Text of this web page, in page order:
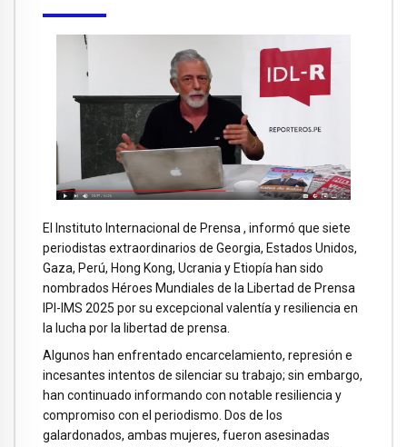
El Instituto Internacional de Prensa , informó que siete
periodistas extraordinarios de Georgia, Estados Unidos,
Gaza, Perú, Hong Kong, Ucrania y Etiopía han sido
nombrados Héroes Mundiales de la Libertad de Prensa
IPI-IMS 2025 por su excepcional valentía y resiliencia en
la lucha por la libertad de prensa.
Algunos han enfrentado encarcelamiento, represión e
incesantes intentos de silenciar su trabajo; sin embargo,
han continuado informando con notable resiliencia y
compromiso con el periodismo. Dos de los
galardonados, ambas mujeres, fueron asesinadas